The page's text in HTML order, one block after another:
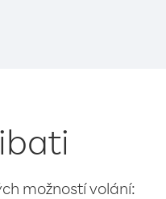
možností volání: